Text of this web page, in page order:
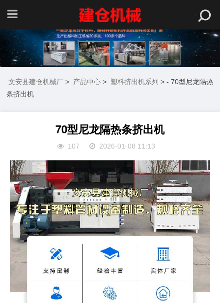
文安县建仓机械厂 > 产品中心 > 塑料挤出机系列 > - 70型尼龙隔热
条挤出机
70型尼龙隔热条挤出机
107 2026-01-08 11:13